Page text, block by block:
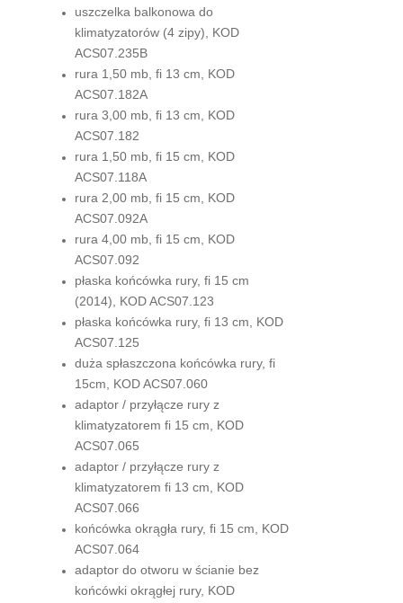
uszczelka balkonowa do
klimatyzatorów (4 zipy), KOD
ACS07.235B
rura 1,50 mb, fi 13 cm, KOD
ACS07.182A
rura 3,00 mb, fi 13 cm, KOD
ACS07.182
rura 1,50 mb, fi 15 cm, KOD
ACS07.118A
rura 2,00 mb, fi 15 cm, KOD
ACS07.092A
rura 4,00 mb, fi 15 cm, KOD
ACS07.092
płaska końcówka rury, fi 15 cm
(2014), KOD ACS07.123
płaska końcówka rury, fi 13 cm, KOD
ACS07.125
duża spłaszczona końcówka rury, fi
15cm, KOD ACS07.060
adaptor / przyłącze rury z
klimatyzatorem fi 15 cm, KOD
ACS07.065
adaptor / przyłącze rury z
klimatyzatorem fi 13 cm, KOD
ACS07.066
końcówka okrągła rury, fi 15 cm, KOD
ACS07.064
adaptor do otworu w ścianie bez
końcówki okrągłej rury, KOD